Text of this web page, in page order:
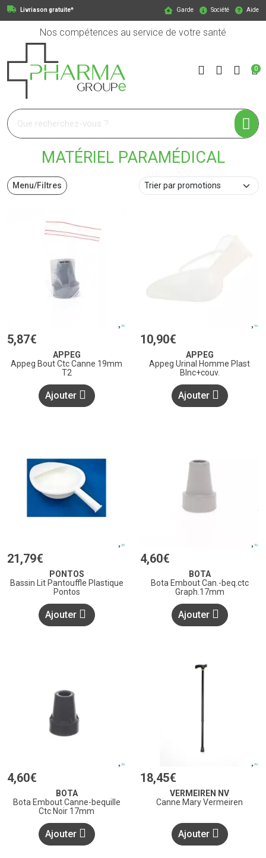
Livriason gratuite* Garde Société Aide
Nos compétences au service de votre santé
Pharmagroupe Votre pharmacie en ligne à votre service
0
MATÉRIEL PARAMÉDICAL
Menu/Filtres
5,87€
APPEG
Appeg Bout Ctc Canne 19mm
T2
Ajouter
10,90€
APPEG
Appeg Urinal Homme Plast
Blnc+couv.
Ajouter
21 ,79€
PONTOS
Bassin Lit Pantouffle Plastique
Pontos
Ajouter
4,60€
BOTA
Bota Embout Can.-beq.ctc
Graph.17mm
Ajouter
4,60€
BOTA
Bota Embout Canne-bequille
Ctc Noir 17mm
Ajouter
18,45€
VERMEIREN NV
Canne Mary Vermeiren
Ajouter